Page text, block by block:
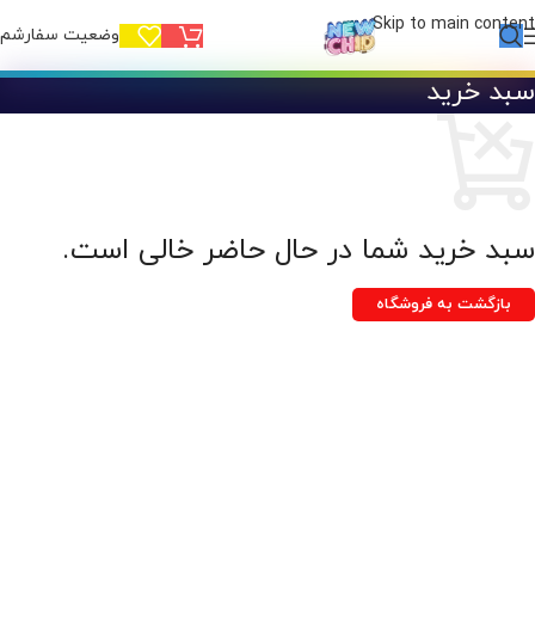
Skip to main content وضعیت
سبد خرید
سبد خرید شما در حال حاضر خالی است.
بازگشت به فروشگاه